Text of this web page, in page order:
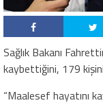
Sağlık Bakanı
kaybettiğini, 179
“Maalesef hayatını